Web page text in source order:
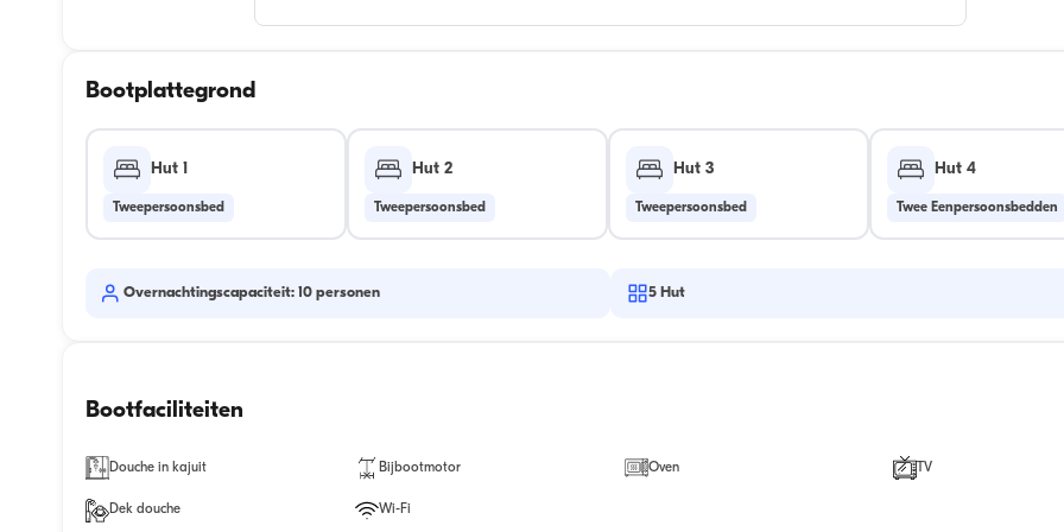
Bootplattegrond
Hut 1
Tweepersoonsbed
Hut 2
Tweepersoonsbed
Hut 3
Tweepersoonsbed
Hut 4
Twee Eenpersoonsbedden
Overnachtingscapaciteit: 10 personen 5 Hut
Bootfaciliteiten
Douche in kajuit Bijbootmotor Oven TV
Dek douche Wi-Fi